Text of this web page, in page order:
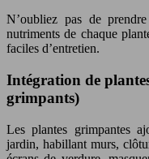
N’oubliez pas de
nutriments de chaque
faciles d’entretien.
Intégration de
grimpants)
Les plantes grimpantes
jardin, habillant murs,